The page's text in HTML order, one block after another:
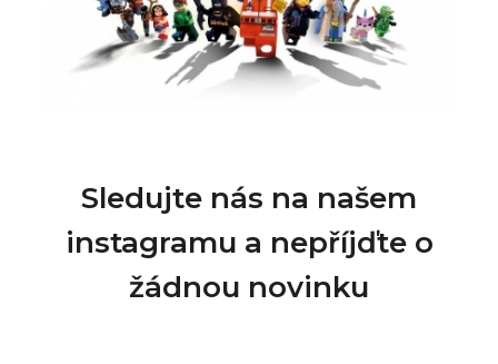
Sledujte nás na našem
instagramu a nepříjďte o
žádnou novinku